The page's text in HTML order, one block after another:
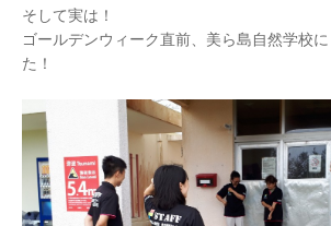
そして実は！
ゴールデンウィーク直前、美ら島自然学校
た！